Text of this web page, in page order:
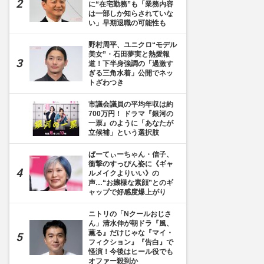
に“在宅勤務”も「業務内容
は一部しか知らされていな
い」早期退職の可能性も
野村周平、ユニクロ“モデル
美女”・石田夢実と熱愛報
道！下半身強調の「過激す
ぎる三角水着」公開でネッ
トざわつき
市議会議員の平均年収は約
700万円！ ドラマ『銀河の
一票』のように「あなたが
立候補」という選択肢
ぱーてぃーちゃん・信子、
衝撃のすっぴん姿に《ギャ
ルメイクよりいい》の
声…“お嬢様な素顔”とのギ
ャップで好感度爆上がり
ニトリの「Nクールおじさ
ん」清水伸が朝ドラ『風、
薫る』だけじゃな『マイ・
フィクション』『告白』で
怪演！今後はヒール役でも
オファー殺到か